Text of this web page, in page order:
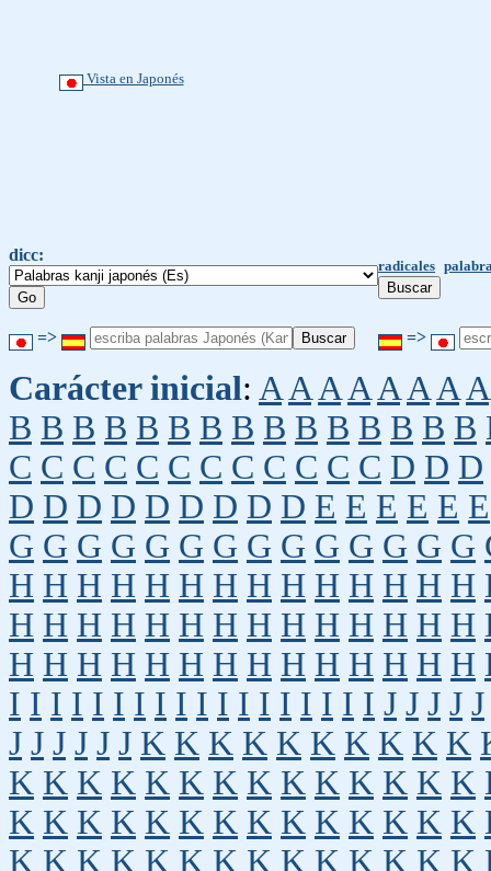
Vista en Japonés
dicc:
radicales
=> =>
Carácter inicial: A A A A A A A A
B B B B B B B B B B B B B B B
C C C C C C C C C C C C D D D
D D D D D D D D D E E E E E E
G G G G G G G G G G G G G G
H H H H H H H H H H H H H H
H H H H H H H H H H H H H H
H H H H H H H H H H H H H H
I I I I I I I I I I I I I I I I I I J J J J J
J J J J J J K K K K K K K K K K
K K K K K K K K K K K K K K
K K K K K K K K K K K K K K
K K K K K K K K K K K K K K